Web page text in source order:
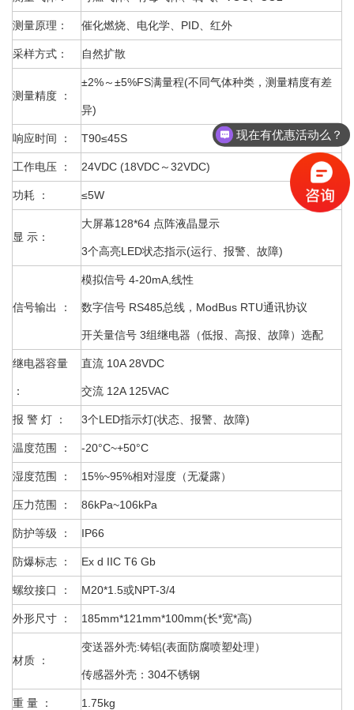
测量原理： 催化燃烧、电化学、PID、红外
采样方式： 自然扩散
测量精度 ：
±2%～±5%FS满量程(不同气体种类，测量精度有差
异)
响应时间 ： T90≤45S
工作电压 ： 24VDC (18VDC～32VDC)
功耗 ： ≤5W
显 示：
大屏幕128*64 点阵液晶显示
3个高亮LED状态指示(运行、报警、故障)
信号输出 ：
模拟信号 4-20mA,线性
数字信号 RS485总线，ModBus RTU通讯协议
开关量信号 3组继电器（低报、高报、故障）选配
继电器容量
：
直流 10A 28VDC
交流 12A 125VAC
报 警 灯 ： 3个LED指示灯(状态、报警、故障)
温度范围 ： -20°C~+50°C
湿度范围 ： 15%~95%相对湿度（无凝露）
压力范围 ： 86kPa~106kPa
防护等级 ： IP66
防爆标志 ： Ex d IIC T6 Gb
螺纹接口 ： M20*1.5或NPT-3/4
外形尺寸 ： 185mm*121mm*100mm(长*宽*高)
材质 ：
变送器外壳:铸铝(表面防腐喷塑处理）
传感器外壳：304不锈钢
重 量 ： 1.75kg
现在有优惠活动么？